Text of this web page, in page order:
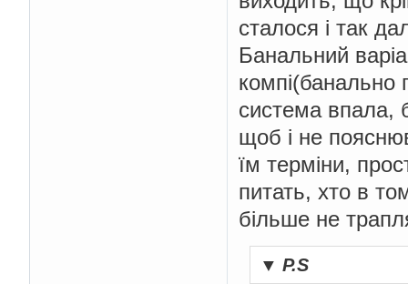
сталося і так
Банальний
система впала,
щоб і не
їм терміни,
питать, хто в
більше не
▼ P.S